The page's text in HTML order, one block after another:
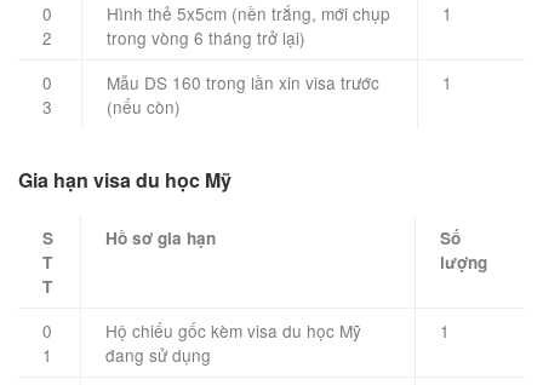
0
2
Hình thẻ 5x5cm (nền trắng, mới chụp
trong vòng 6 tháng trở lại)
1
0
3
Mẫu DS 160 trong lần xin visa trước
(nếu còn)
1
Gia hạn visa du học Mỹ
S
T
T
Hồ sơ gia hạn
Số
lượng
0
1
Hộ chiếu gốc kèm visa du học Mỹ
đang sử dụng
1